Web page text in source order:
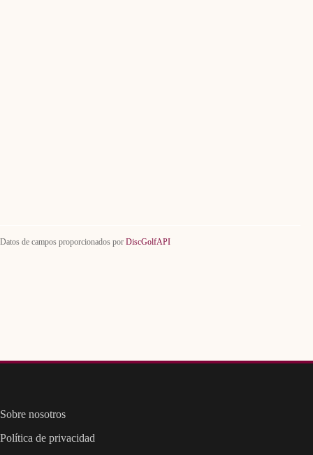
Datos de campos proporcionados por DiscGolfAPI
Sobre nosotros
Política de privacidad